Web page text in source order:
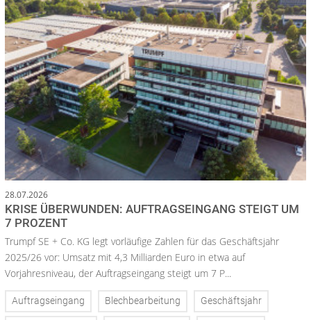
28.07.2026
KRISE ÜBERWUNDEN: AUFTRAGSEINGANG STEIGT UM
7 PROZENT
Trumpf SE + Co. KG legt vorläufige Zahlen für das Geschäftsjahr
2025/26 vor: Umsatz mit 4,3 Milliarden Euro in etwa auf
Vorjahresniveau, der Auftragseingang steigt um 7 P...
Auftragseingang Blechbearbeitung Geschäftsjahr